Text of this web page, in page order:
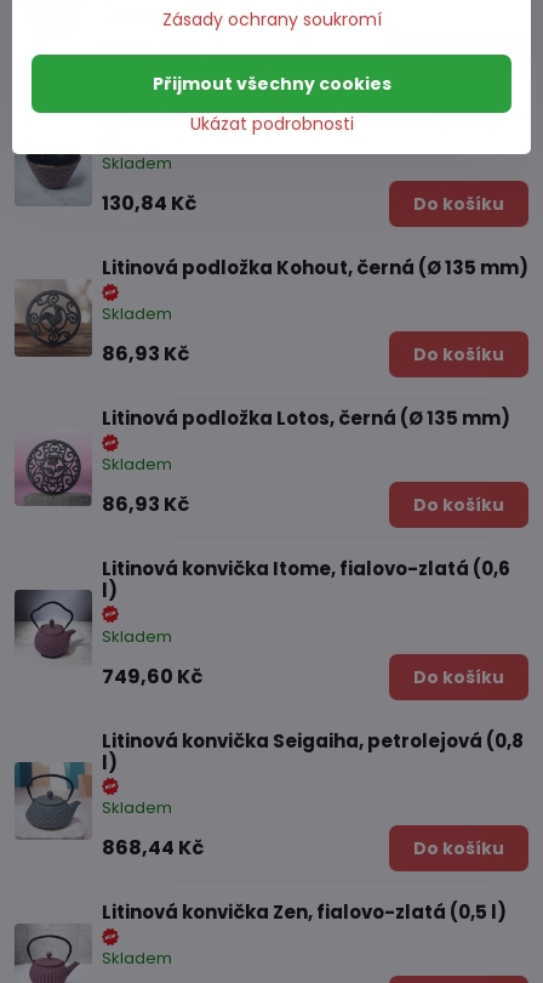
Skladem
130,84 Kč Do košíku
Litinová šálek Zen, černo-měděná (0,12 l)
Skladem
130,84 Kč Do košíku
Litinová podložka Kohout, černá (Ø 135 mm)
Skladem
86,93 Kč Do košíku
Litinová podložka Lotos, černá (Ø 135 mm)
Skladem
86,93 Kč Do košíku
Litinová konvička Itome, fialovo-zlatá (0,6
l)
Skladem
749,60 Kč Do košíku
Litinová konvička Seigaiha, petrolejová (0,8
l)
Skladem
868,44 Kč Do košíku
Litinová konvička Zen, fialovo-zlatá (0,5 l)
Skladem
Zásady ochrany soukromí
Ukázat podrobnosti
Přijmout všechny cookies